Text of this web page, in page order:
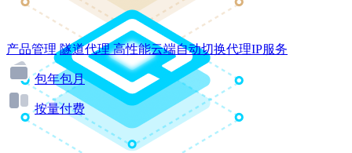
产品管理 隧道代理 高性能云端自动切换代理IP服务
包年包月
按量付费